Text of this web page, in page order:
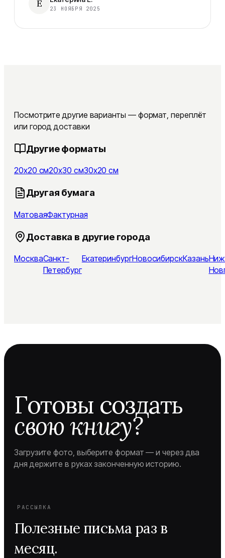
Е 23 НОЯБРЯ 2025
Посмотрите другие варианты — формат, переплёт
или город доставки
Другие форматы
20x20 см20x30 см30x20 см
Другая бумага
МатоваяФактурная
Доставка в другие города
МоскваСанкт-
Петербург
ЕкатеринбургНовосибирскКазань
Готовы создать
свою книгу?
Загрузите фото, выберите формат — и через два
дня держите в руках законченную историю.
РАССЫЛКА
Полезные письма раз в
месяц.